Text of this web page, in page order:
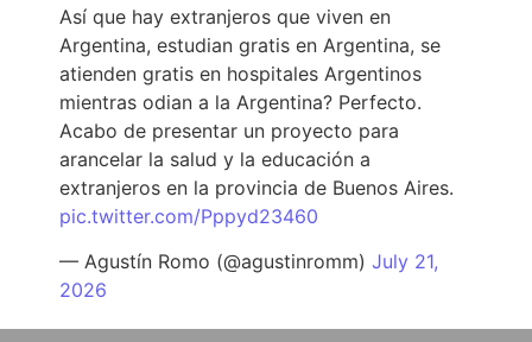
Así que hay extranjeros que viven en
Argentina, estudian gratis en Argentina, se
atienden gratis en hospitales Argentinos
mientras odian a la Argentina? Perfecto.
Acabo de presentar un proyecto para
arancelar la salud y la educación a
extranjeros en la provincia de Buenos Aires.
pic.twitter.com/Pppyd23460
— Agustín Romo (@agustinromm) July 21,
2026